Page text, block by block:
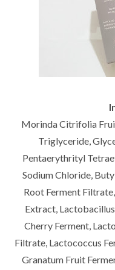
Morinda Citrifolia
Triglyceride,
Pentaerythrityl
Sodium Chloride,
Root Ferment
Extract,
Cherry Ferment,
Filtrate, Lactococcus
Granatum Fruit